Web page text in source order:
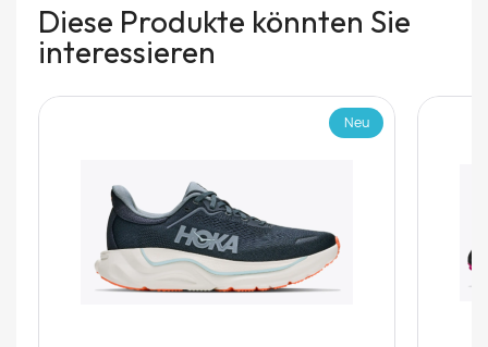
Diese Produkte könnten Sie
interessieren
Neu